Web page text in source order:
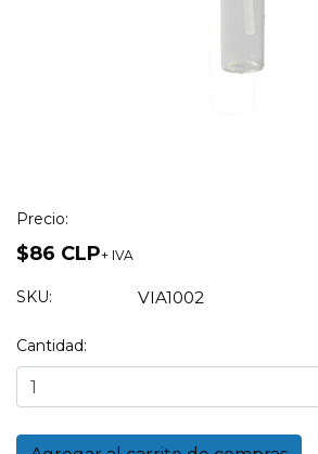
Precio:
$86 CLP+ IVA
SKU: VIA1002
Cantidad: